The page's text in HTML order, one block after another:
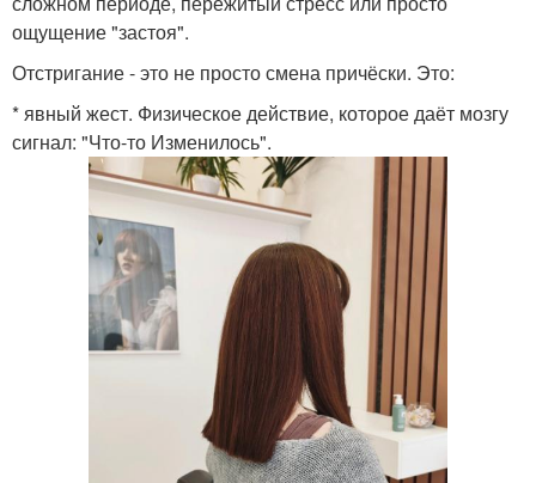
ощущение "застоя".
Отстригание - это не просто смена причёски. Это:
* явный жест. Физическое действие, которое даёт мозгу
сигнал: "Что-то Изменилось".